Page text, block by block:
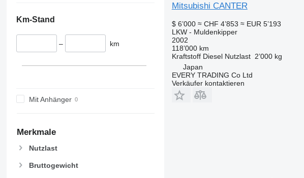
Km-Stand
– km
Mit Anhänger
Merkmale
Nutzlast
Bruttogewicht
Mitsubishi CANTER
$ 6’000 ≈ CHF 4’853 ≈ EUR 5’193
LKW - Muldenkipper
2002
118’000 km
Kraftstoff Diesel Nutzlast 2’000 kg
Japan
EVERY TRADING Co Ltd
Verkäufer kontaktieren